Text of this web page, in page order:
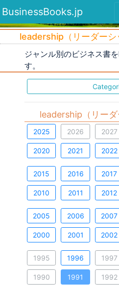
BusinessBooks.jp
leadership（リーダーシ
ジャンル別のビジネス書
す。
leadership（リーダ
2025 2026 2027
2020 2021 2022
2015 2016 2017
2010 2011 2012
2005 2006 2007
2000 2001 2002
1995 1996 1997
1990 1991 1992